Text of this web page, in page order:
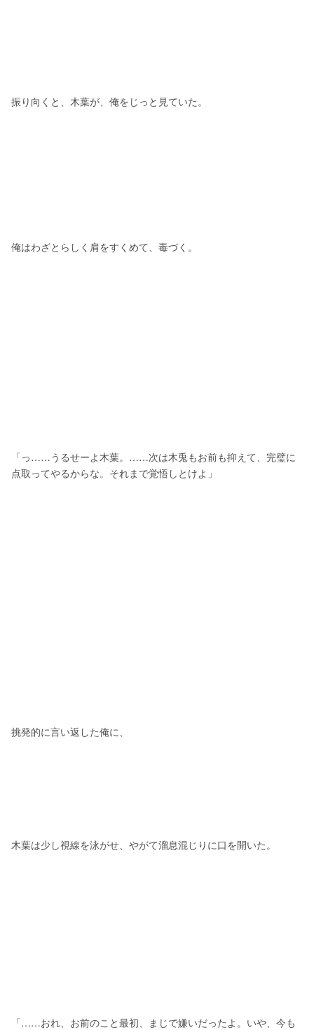
振り向くと、木葉が、俺をじっと見ていた。
俺はわざとらしく肩をすくめて、毒づく。
「っ……うるせーよ木葉。……次は木兎もお前も抑えて、完璧に
点取ってやるからな。それまで覚悟しとけよ」
挑発的に言い返した俺に、
木葉は少し視線を泳がせ、やがて溜息混じりに口を開いた。
「……おれ、お前のこと最初、まじで嫌いだったよ。いや、今も